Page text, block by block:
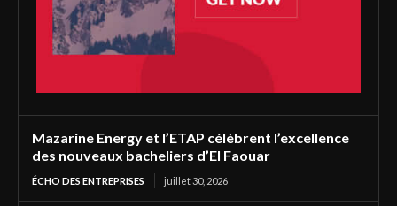
Mazarine Energy et l’ETAP célèbrent l’excellence
des nouveaux bacheliers d’El Faouar
ÉCHO DES ENTREPRISES juillet 30, 2026